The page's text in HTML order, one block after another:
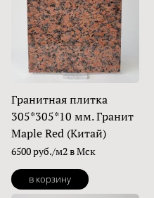
Гранитная плитка
305*305*10 мм. Гранит
Maple Red (Китай)
6500 руб./м2 в Мск
в корзину